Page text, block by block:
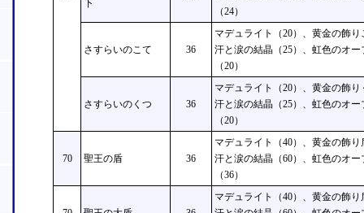
下
（24）
さすらいのこて 36
マデュライト（20）、黄金の飾り
汗と涙の結晶（25）、虹色のオ
（20）
さすらいのくつ 36
マデュライト（20）、黄金の飾り
汗と涙の結晶（25）、虹色のオ
（20）
70 聖王の盾 36
マデュライト（40）、黄金の飾り
汗と涙の結晶（60）、虹色のオ
（36）
マデュライト（40）、黄金の飾り